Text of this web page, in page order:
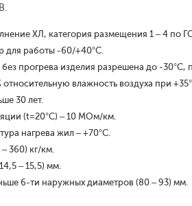
ХЛ, категория размещения 1 – 4 по
для работы -60/+40°С.
прогрева изделия разрешена до -
влажность воздуха при
30 лет.
(t=20°С) – 10 МОм/км.
нагрева жил – +70°С.
360) кг/км.
– 15,5) мм.
6-ти наружных диаметров (80 – 93) мм.